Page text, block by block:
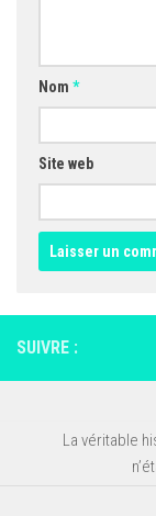
Nom *
Site web
SUIVRE :
La véritable